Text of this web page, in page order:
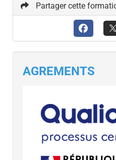
Partager cette
AGREMENTS